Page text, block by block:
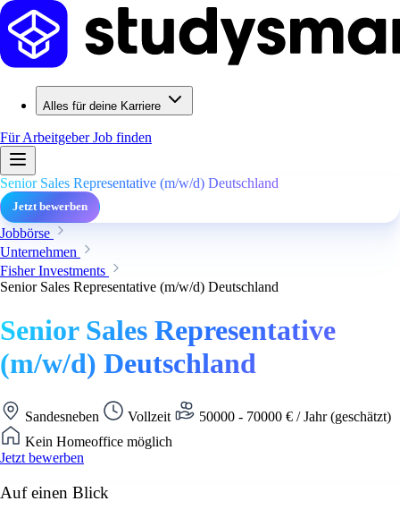
Alles für deine Karriere
Für ArbeitgeberJob finden
Senior Sales Representative (m/w/d) Deutschland
Jetzt bewerben
Jobbörse
Unternehmen
Fisher Investments
Senior Sales Representative (m/w/d) Deutschland
Senior Sales Representative
(m/w/d) Deutschland
Sandesneben Vollzeit
50000 - 70000 € / Jahr (geschätzt)
Kein Homeoffice möglich
Jetzt bewerben
Auf einen Blick